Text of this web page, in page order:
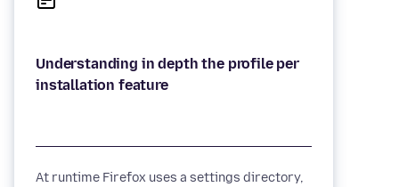
Understanding in depth the profile per
installation feature
At runtime Firefox uses a settings directory,